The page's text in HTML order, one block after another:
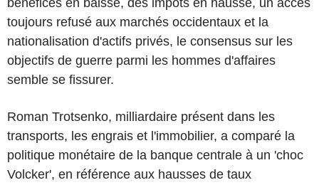
toujours refusé aux marchés occidentaux et la
nationalisation d'actifs privés, le consensus sur les
objectifs de guerre parmi les hommes d'affaires
semble se fissurer.
Roman Trotsenko, milliardaire présent dans les
transports, les engrais et l'immobilier, a comparé la
politique monétaire de la banque centrale à un 'choc
Volcker', en référence aux hausses de taux